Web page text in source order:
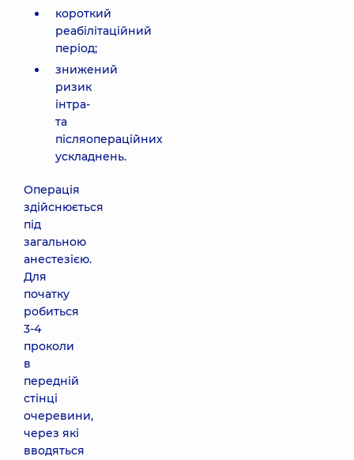
короткий
реабілітаційний
період;
знижений
ризик
інтра-
та
післяопераційних
ускладнень.
Операція
здійснюється
під
загальною
анестезією.
Для
початку
робиться
3-4
проколи
в
передній
стінці
очеревини,
через які
вводяться